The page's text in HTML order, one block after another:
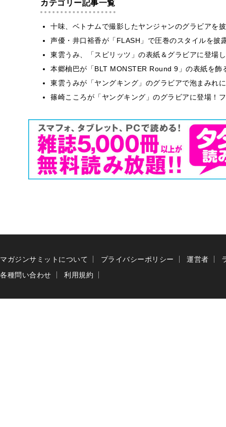
カテゴリー記事一覧
十味、ベトナムで撮影したヤンジャンのグラビアを
声優・井口裕香が「FLASH」で圧巻のスタイルを
東雲うみ、「スピリッツ」の表紙＆グラビアに登場
本郷柚巴が「BLT MONSTER Round 9」の表紙を
東雲うみが「ヤングキング」のグラビアで泡まみれ
篠崎こころが「ヤングキング」のグラビアに登場！
マガジンサミットについて プライバシーポリシー 運営者
各種問い合わせ
利用規約